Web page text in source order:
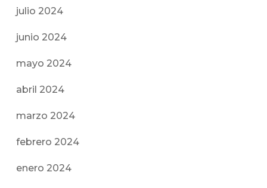
julio 2024
junio 2024
mayo 2024
abril 2024
marzo 2024
febrero 2024
enero 2024